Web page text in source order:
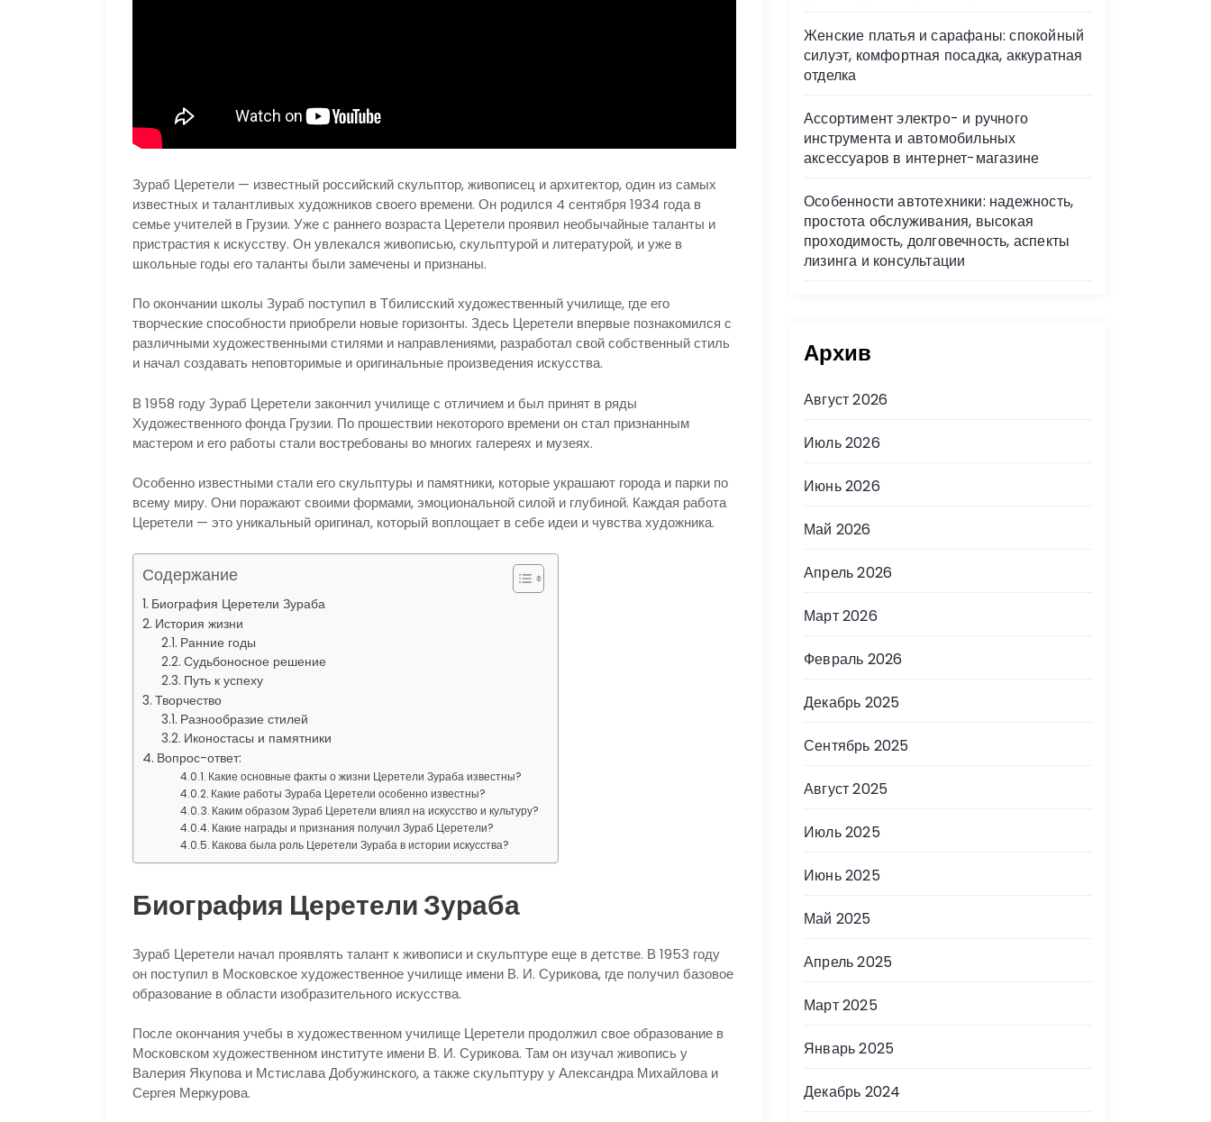
Зураб Церетели — известный российский скульптор, живописец и архитектор, один из самых
известных и талантливых художников своего времени. Он родился 4 сентября 1934 года в
семье учителей в Грузии. Уже с раннего возраста Церетели проявил необычайные таланты и
пристрастия к искусству. Он увлекался живописью, скульптурой и литературой, и уже в
школьные годы его таланты были замечены и признаны.
По окончании школы Зураб поступил в Тбилисский художественный училище, где его
творческие способности приобрели новые горизонты. Здесь Церетели впервые познакомился с
различными художественными стилями и направлениями, разработал свой собственный стиль
и начал создавать неповторимые и оригинальные произведения искусства.
В 1958 году Зураб Церетели закончил училище с отличием и был принят в ряды
Художественного фонда Грузии. По прошествии некоторого времени он стал признанным
мастером и его работы стали востребованы во многих галереях и музеях.
Особенно известными стали его скульптуры и памятники, которые украшают города и парки по
всему миру. Они поражают своими формами, эмоциональной силой и глубиной. Каждая работа
Церетели — это уникальный оригинал, который воплощает в себе идеи и чувства художника.
Содержание
Биография Церетели Зураба
История жизни
Ранние годы
Судьбоносное решение
Путь к успеху
Творчество
Разнообразие стилей
Иконостасы и памятники
Вопрос-ответ:
Какие основные факты о жизни Церетели Зураба известны?
Какие работы Зураба Церетели особенно известны?
Каким образом Зураб Церетели влиял на искусство и культуру?
Какие награды и признания получил Зураб Церетели?
Какова была роль Церетели Зураба в истории искусства?
Биография Церетели Зураба
Зураб Церетели начал проявлять талант к живописи и скульптуре еще в детстве. В 1953 году
он поступил в Московское художественное училище имени В. И. Сурикова, где получил базовое
образование в области изобразительного искусства.
После окончания учебы в художественном училище Церетели продолжил свое образование в
Московском художественном институте имени В. И. Сурикова. Там он изучал живопись у
Валерия Якупова и Мстислава Добужинского, а также скульптуру у Александра Михайлова и
Сергея Меркурова.
Женские платья и сарафаны: спокойный
силуэт, комфортная посадка, аккуратная
отделка
Ассортимент электро- и ручного
инструмента и автомобильных
аксессуаров в интернет-магазине
Особенности автотехники: надежность,
простота обслуживания, высокая
проходимость, долговечность, аспекты
лизинга и консультации
Архив
Август 2026
Июль 2026
Июнь 2026
Май 2026
Апрель 2026
Март 2026
Февраль 2026
Декабрь 2025
Сентябрь 2025
Август 2025
Июль 2025
Июнь 2025
Май 2025
Апрель 2025
Март 2025
Январь 2025
Декабрь 2024